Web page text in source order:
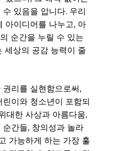
있음을 압니다. 우리
아이디어를 나누고, 아
순간을 누릴 수 있는
세상의 공감 능력이 줄
리를 실현함으로써,
이와 청소년이 포함되
대한 사상과 아름다움,
간들, 창의성과 놀라
가능하게 하는 가장 훌